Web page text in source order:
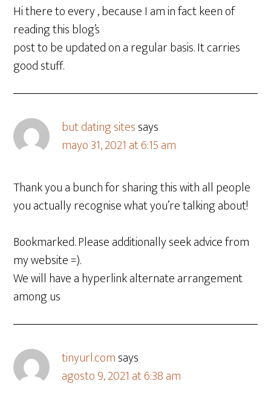
Hi there to every , because I am in fact keen of
reading this blog’s
post to be updated on a regular basis. It carries
good stuff.
but dating sitessays
mayo 31, 2021 at 6:15 am
Thank you a bunch for sharing this with all people
you actually recognise what you’re talking about!
Bookmarked. Please additionally seek advice from
my website =).
We will have a hyperlink alternate arrangement
among us
tinyurl.comsays
agosto 9, 2021 at 6:38 am